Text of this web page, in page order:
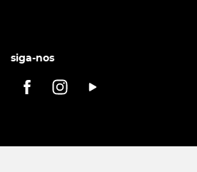
siga-nos